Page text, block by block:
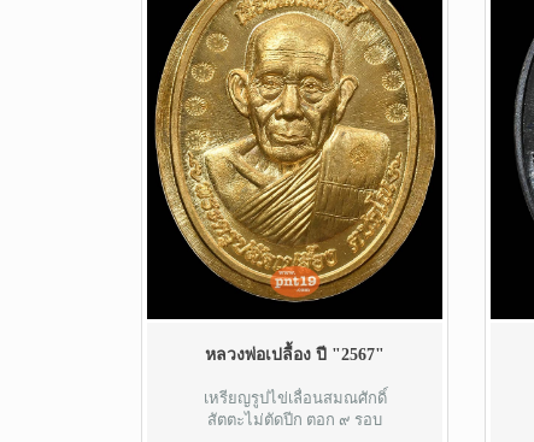
หลวงพ่อเปลื้อง ปี "2567"
เหรียญรูปไข่เลื่อนสมณศักดิ์
สัตตะไม่ตัดปีก ตอก ๙ รอบ